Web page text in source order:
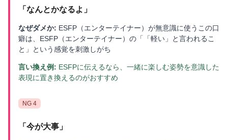
「 なんとかなるよ 」
なぜダメか: ESFP（エンターテイナー）が無意識に使うこの口
癖は、ESFP（エンターテイナー）の「「軽い」と言われるこ
と」という感覚を刺激しがち
言い換え例: ESFPに伝えるなら、一緒に楽しむ姿勢を意識した
表現に置き換えるのがおすすめ
NG 4
「 今が大事 」